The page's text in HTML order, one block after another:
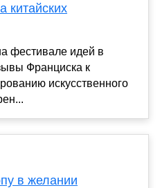
китайских
фестивале идей в
Франциска к
искусственного
в желании